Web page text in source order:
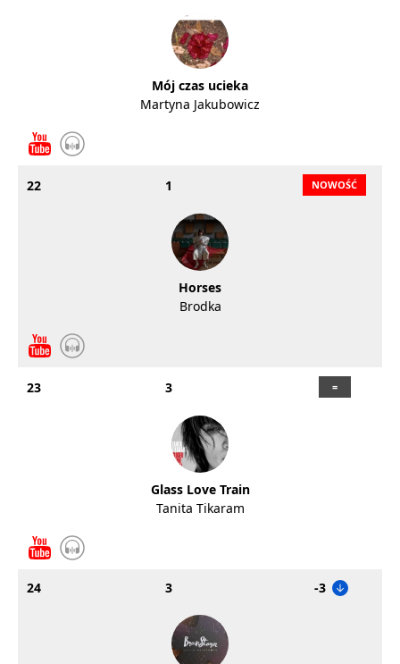
Mój czas ucieka
Martyna Jakubowicz
22 1
Horses
Brodka
23 3
Glass Love Train
Tanita Tikaram
24 3 -3